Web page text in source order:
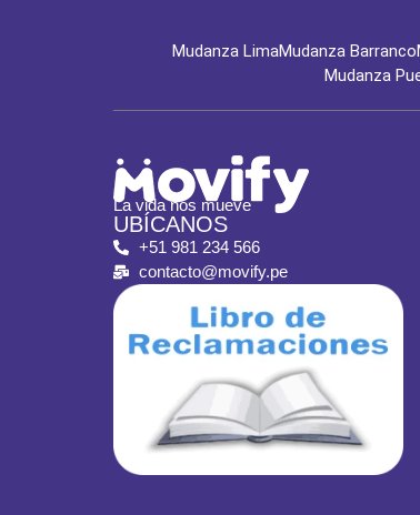
Mudanza LimaMudanza Barranco
Mudanza
La vida nos mueve
UBÍCANOS
+51 981 234 566
contacto@movify.pe